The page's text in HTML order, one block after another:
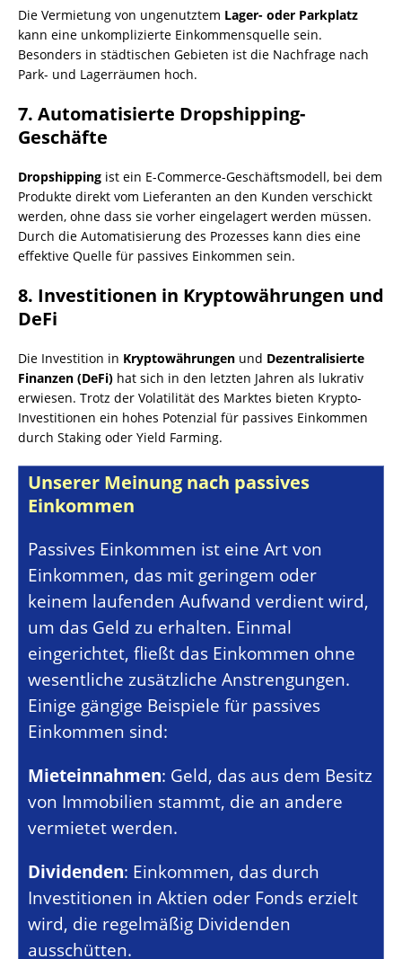
Die Vermietung von ungenutztem Lager- oder Parkplatz
kann eine unkomplizierte Einkommensquelle sein.
Besonders in städtischen Gebieten ist die Nachfrage nach
Park- und Lagerräumen hoch.
7. Automatisierte Dropshipping-
Geschäfte
Dropshipping ist ein E-Commerce-Geschäftsmodell, bei dem
Produkte direkt vom Lieferanten an den Kunden verschickt
werden, ohne dass sie vorher eingelagert werden müssen.
Durch die Automatisierung des Prozesses kann dies eine
effektive Quelle für passives Einkommen sein.
8. Investitionen in Kryptowährungen und
DeFi
Die Investition in Kryptowährungen und Dezentralisierte
Finanzen (DeFi) hat sich in den letzten Jahren als lukrativ
erwiesen. Trotz der Volatilität des Marktes bieten Krypto-
Investitionen ein hohes Potenzial für passives Einkommen
durch Staking oder Yield Farming.
Unserer Meinung nach passives
Einkommen
Passives Einkommen ist eine Art von
Einkommen, das mit geringem oder
keinem laufenden Aufwand verdient wird,
um das Geld zu erhalten. Einmal
eingerichtet, fließt das Einkommen ohne
wesentliche zusätzliche Anstrengungen.
Einige gängige Beispiele für passives
Einkommen sind:
Mieteinnahmen: Geld, das aus dem Besitz
von Immobilien stammt, die an andere
vermietet werden.
Dividenden: Einkommen, das durch
Investitionen in Aktien oder Fonds erzielt
wird, die regelmäßig Dividenden
ausschütten.